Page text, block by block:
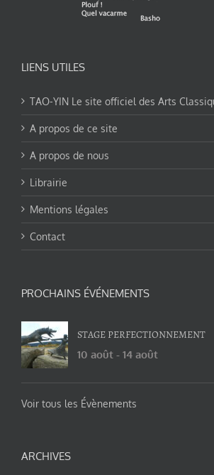
LIENS UTILES
TAO-YIN Le site officiel des Arts
A propos de ce site
A propos de nous
Librairie
Mentions légales
Contact
PROCHAINS ÉVÉNEMENTS
STAGE PERFECTIONNEMENT
10 août - 14 août
Voir tous les Évènements
ARCHIVES